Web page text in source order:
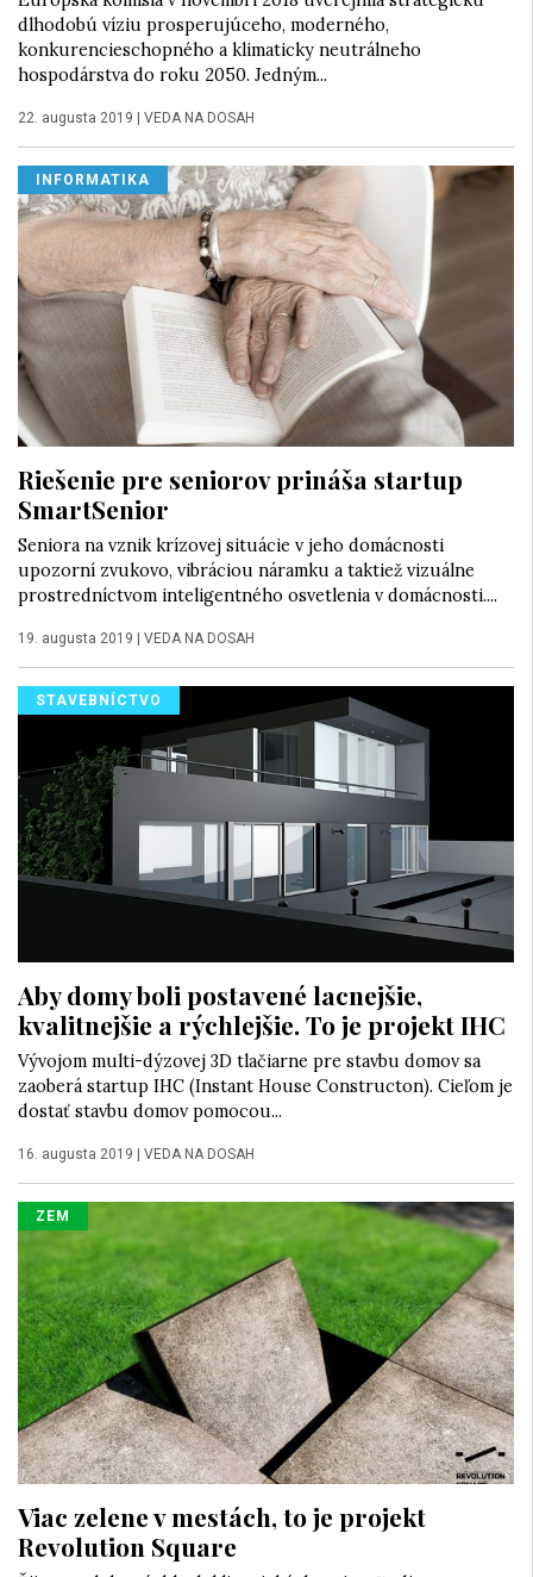
dlhodobú víziu prosperujúceho, moderného,
konkurencieschopného a klimaticky neutrálneho
hospodárstva do roku 2050. Jedným...
22. augusta 2019 | VEDA NA DOSAH
INFORMATIKA
Riešenie pre seniorov prináša startup
SmartSenior
Seniora na vznik krízovej situácie v jeho domácnosti
upozorní zvukovo, vibráciou náramku a taktiež vizuálne
prostredníctvom inteligentného osvetlenia v domácnosti....
19. augusta 2019 VEDA NA DOSAH
STAVEBNÍCTVO
Aby domy boli postavené lacnejšie,
kvalitnejšie a rýchlejšie. To je projekt IHC
Vývojom multi-dýzovej 3D tlačiarne pre stavbu domov sa
zaoberá startup IHC (Instant House Constructon). Cieľom je
dostať stavbu domov pomocou...
16. augusta 2019 VEDA NA DOSAH
ZEM
Viac zelene v mestách, to je projekt
Revolution Square